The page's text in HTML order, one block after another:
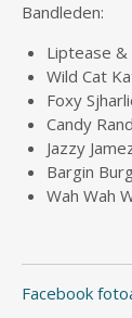
Bandleden:
Liptease
Wild Cat
Foxy
Candy
Jazzy
Bargin
Wah Wah
Facebook